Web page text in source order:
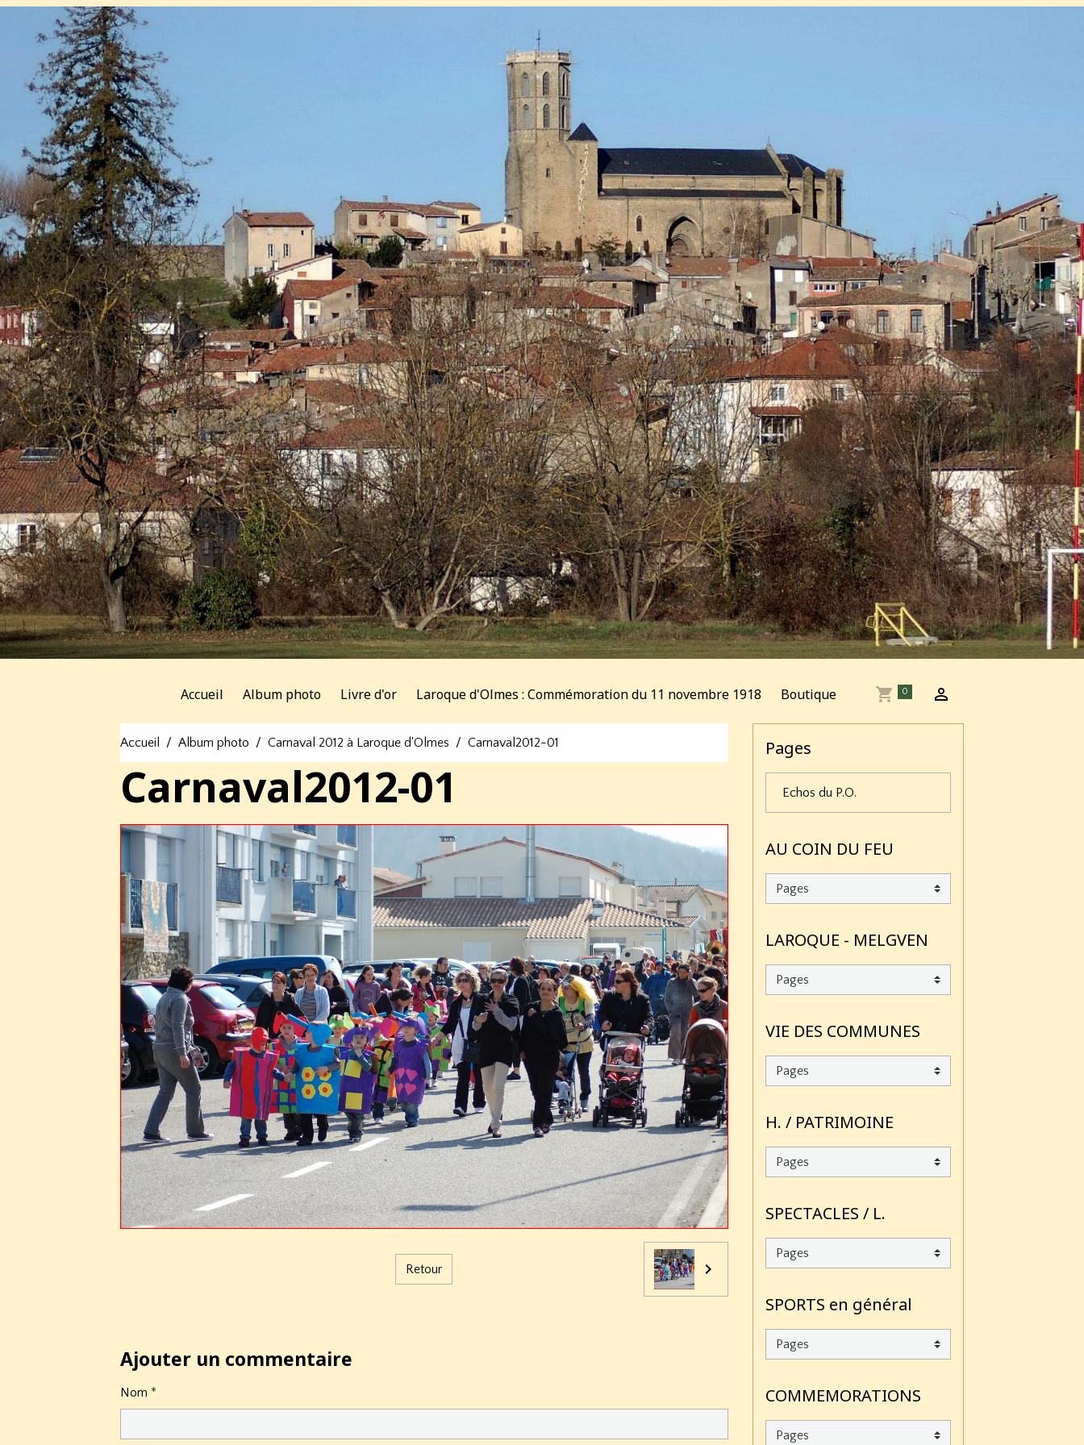
Accueil Album photo Livre d'or Laroque d'Olmes : Commémoration du 11 novembre 1918 Boutique 0
Accueil Album photo Carnaval 2012 à Laroque d'Olmes Carnaval2012-01
Carnaval2012-01
Retour
Ajouter un commentaire
Nom
Pages
Echos du P.O.
AU COIN DU FEU
LAROQUE - MELGVEN
VIE DES COMMUNES
H. / PATRIMOINE
SPECTACLES / L.
SPORTS en général
COMMEMORATIONS